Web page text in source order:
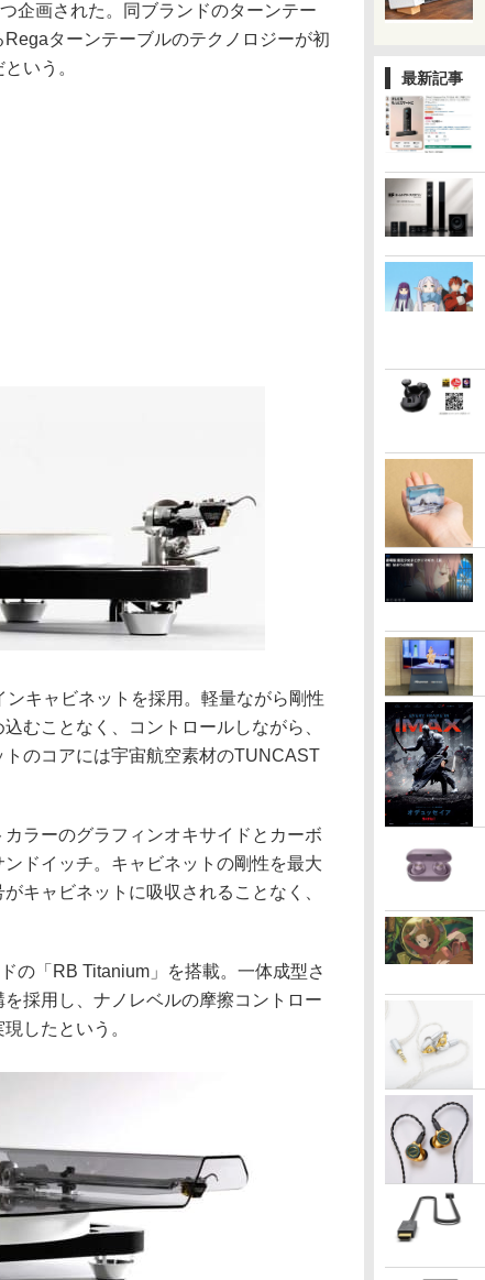
最新記事
企画された。同ブランドのターンテー
ターンテーブルのテクノロジーが初
いう。
キャビネットを採用。軽量ながら剛性
むことなく、コントロールしながら、
のコアには宇宙航空素材のTUNCAST
ラーのグラフィンオキサイドとカーボ
ドイッチ。キャビネットの剛性を最大
キャビネットに吸収されることなく、
の「RB Titanium」を搭載。一体成型さ
採用し、ナノレベルの摩擦コントロー
したという。